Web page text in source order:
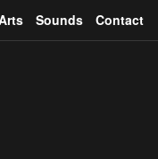
Sounds Contact